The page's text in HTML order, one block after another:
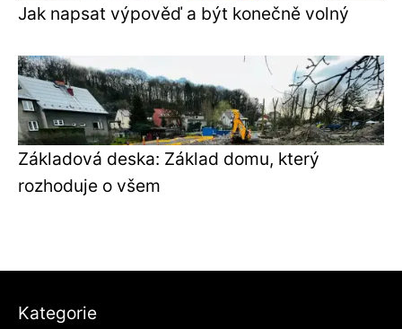
Jak napsat výpověď a být konečně volný
Základová deska: Základ domu, který
rozhoduje o všem
Kategorie